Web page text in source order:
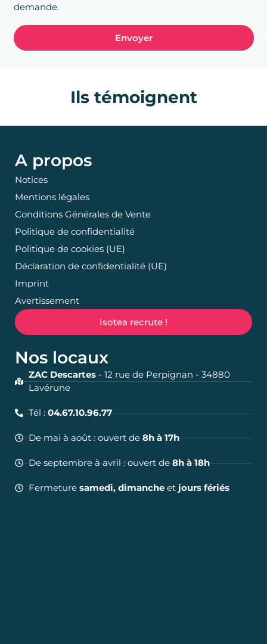
demande.
Envoyer
Ils témoignent
A propos
Notices
Mentions légales
Conditions Générales de Vente
Politique de confidentialité
Politique de cookies (UE)
Déclaration de confidentialité (UE)
Imprint
Avertissement
Isotea recrute !
Nos locaux
ZAC Descartes- 12 rue de Perpignan - 34880
Lavérune
Tél :04.67.10.96.77
De mai à août : ouvert de8h à 17h
De septembre à avril : ouvert de8h à 18h
Fermeture samedi, dimancheet jours fériés